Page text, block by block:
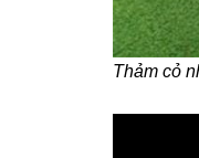
Thảm cỏ